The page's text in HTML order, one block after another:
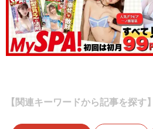
【関連キーワードから記事を探す】